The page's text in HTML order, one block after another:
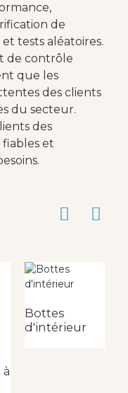
de
tests aléatoires.
de contrôle
que les
des clients
du secteur.
des
et
Bottes
d'intérieur